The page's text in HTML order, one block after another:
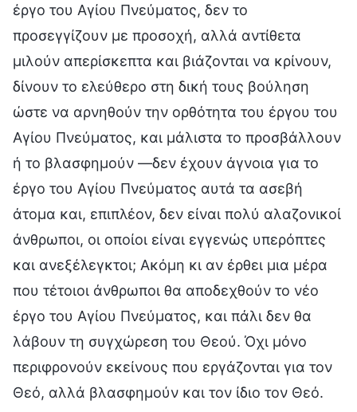
έργο του Αγίου Πνεύματος, δεν το
προσεγγίζουν με προσοχή, αλλά αντίθετα
μιλούν απερίσκεπτα και βιάζονται να κρίνουν,
δίνουν το ελεύθερο στη δική τους βούληση
ώστε να αρνηθούν την ορθότητα του έργου του
Αγίου Πνεύματος, και μάλιστα το προσβάλλουν
ή το βλασφημούν —δεν έχουν άγνοια για το
έργο του Αγίου Πνεύματος αυτά τα ασεβή
άτομα και, επιπλέον, δεν είναι πολύ αλαζονικοί
άνθρωποι, οι οποίοι είναι εγγενώς υπερόπτες
και ανεξέλεγκτοι; Ακόμη κι αν έρθει μια μέρα
που τέτοιοι άνθρωποι θα αποδεχθούν το νέο
έργο του Αγίου Πνεύματος, και πάλι δεν θα
λάβουν τη συγχώρεση του Θεού. Όχι μόνο
περιφρονούν εκείνους που εργάζονται για τον
Θεό, αλλά βλασφημούν και τον ίδιο τον Θεό.